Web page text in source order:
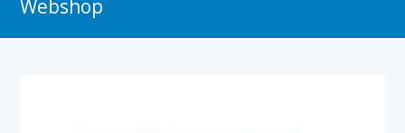
Webshop